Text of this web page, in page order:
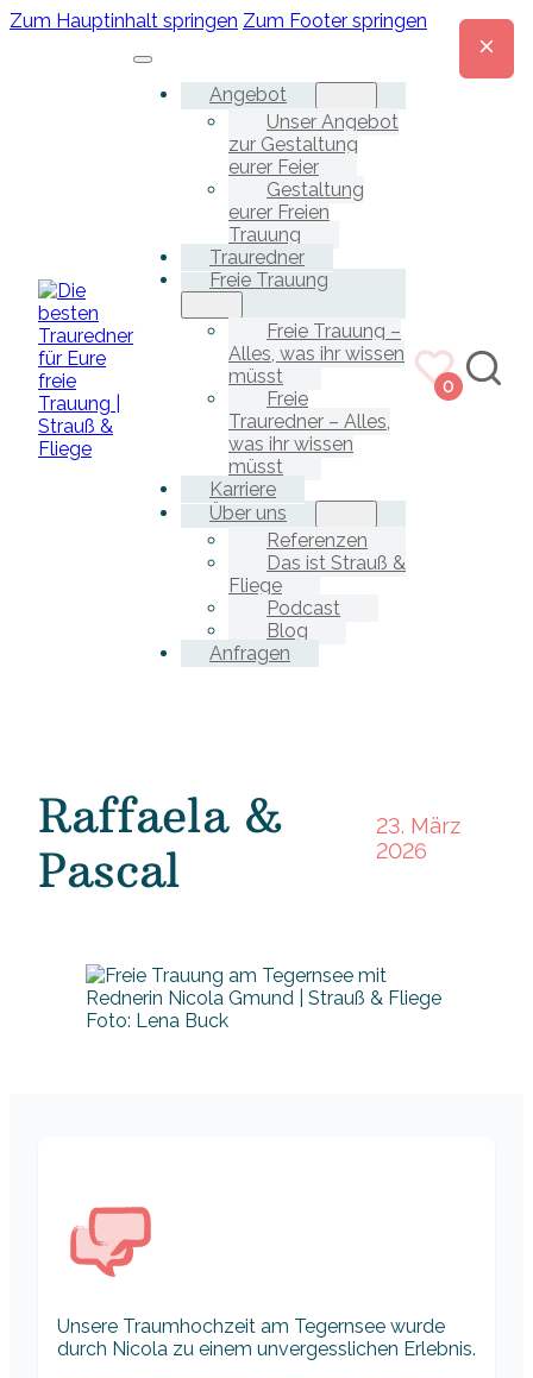
Zum Hauptinhalt springen Zum Footer springen
Angebot
Unser Angebot
zur Gestaltung
eurer Feier
Gestaltung
eurer Freien
Trauung
Trauredner
Freie Trauung
Freie Trauung –
Alles, was ihr wissen
müsst
Freie
Trauredner – Alles,
was ihr wissen
müsst
Karriere
Über uns
Referenzen
Das ist Strauß &
Fliege
Podcast
Blog
Anfragen
0
Raffaela &
Pascal
23. März
2026
Foto: Lena Buck
Unsere Traumhochzeit am Tegernsee wurde
durch Nicola zu einem unvergesslichen Erlebnis.